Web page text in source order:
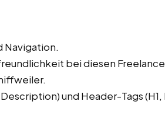
Navigation.
bei diesen
und Header-Tags (H1,